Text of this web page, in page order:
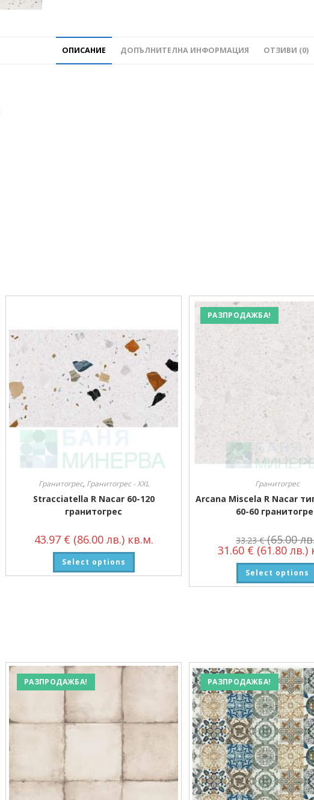
ОПИСАНИЕ ДОПЪЛНИТЕЛНА ИНФОРМАЦИЯ ОТЗИВИ (0)
Гранитогрес, Гранитогрес - XXL
Stracciatella R Nacar 60-120
гранитогрес
43.97 € (86.00 лв.)кв.м.
Select options
РАЗПРОДАЖБА!
Гранитогрес
Arcana Miscela R Nacar
60-60
33.23€ (65.00
31.60 € (61.80 лв.)
Select options
РАЗПРОДАЖБА! РАЗПРОДАЖБА!